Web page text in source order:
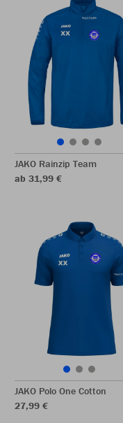
JAKO Rainzip Team
ab 31,99 €
JAKO Polo One Cotton
27,99 €